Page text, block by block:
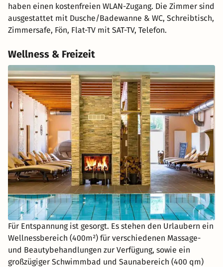
haben einen kostenfreien WLAN-Zugang. Die Zimmer sind
ausgestattet mit Dusche/Badewanne & WC, Schreibtisch,
Zimmersafe, Fön, Flat-TV mit SAT-TV, Telefon.
Wellness & Freizeit
Für Entspannung ist gesorgt. Es stehen den Urlaubern ein
Wellnessbereich (400m²) für verschiedenen Massage-
und Beautybehandlungen zur Verfügung, sowie ein
großzügiger Schwimmbad und Saunabereich (400 qm)